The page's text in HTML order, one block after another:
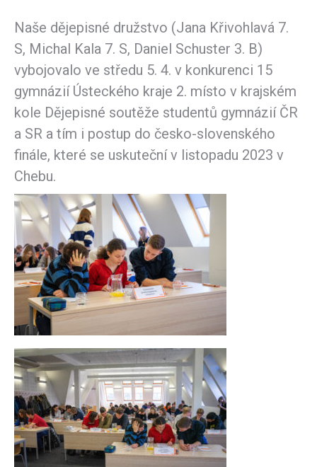
Naše dějepisné družstvo (Jana Křivohlavá 7.
S, Michal Kala 7. S, Daniel Schuster 3. B)
vybojovalo ve středu 5. 4. v konkurenci 15
gymnázií Ústeckého kraje 2. místo v krajském
kole Dějepisné soutěže studentů gymnázií ČR
a SR a tím i postup do česko-slovenského
finále, které se uskuteční v listopadu 2023 v
Chebu.